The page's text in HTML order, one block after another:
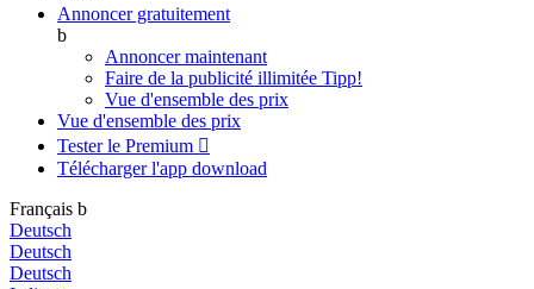
Annoncer gratuitement
b
Annoncer maintenant
Faire de la publicité illimitée Tipp!
Vue d'ensemble des prix
Vue d'ensemble des prix
Tester le Premium 
Télécharger l'app download
Français b
Deutsch
Deutsch
Deutsch